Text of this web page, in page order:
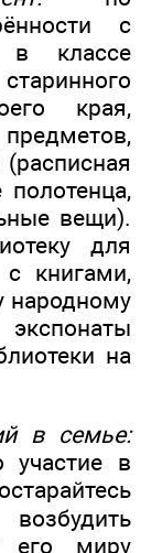
с
в классе
края,
вещи).
для
с книгами,
народному
на
в семье:
участие в
его миру